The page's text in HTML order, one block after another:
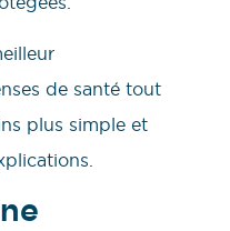
de santé tout
plus simple et